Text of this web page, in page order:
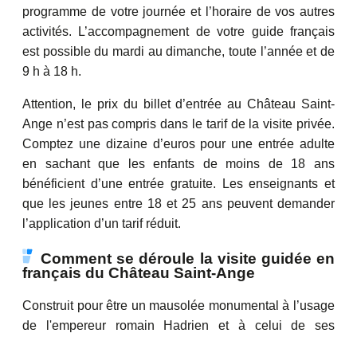
programme de votre journée et l’horaire de vos autres
activités. L’accompagnement de votre guide français
est possible du mardi au dimanche, toute l’année et de
9 h à 18 h.
Attention, le prix du billet d’entrée au Château Saint-
Ange n’est pas compris dans le tarif de la visite privée.
Comptez une dizaine d’euros pour une entrée adulte
en sachant que les enfants de moins de 18 ans
bénéficient d’une entrée gratuite. Les enseignants et
que les jeunes entre 18 et 25 ans peuvent demander
l’application d’un tarif réduit.
Comment se déroule la visite guidée en
français du Château Saint-Ange
Construit pour être un mausolée monumental à l’usage
de l'empereur romain Hadrien et à celui de ses